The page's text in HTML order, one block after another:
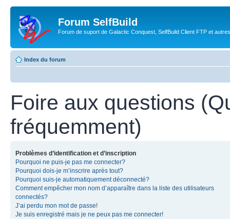
Forum SelfBuild
Forum de suport de Galactic Conquest, SelfBuild Client FTP et
Index du forum
Foire aux questions
fréquemment)
Problèmes d’identification et d’inscription
Pourquoi ne puis-je pas me connecter?
Pourquoi dois-je m’inscrire après tout?
Pourquoi suis-je automatiquement déconnecté?
Comment empêcher mon nom d’apparaître dans la liste des utilisateurs
connectés?
J’ai perdu mon mot de passe!
Je suis enregistré mais je ne peux pas me connecter!